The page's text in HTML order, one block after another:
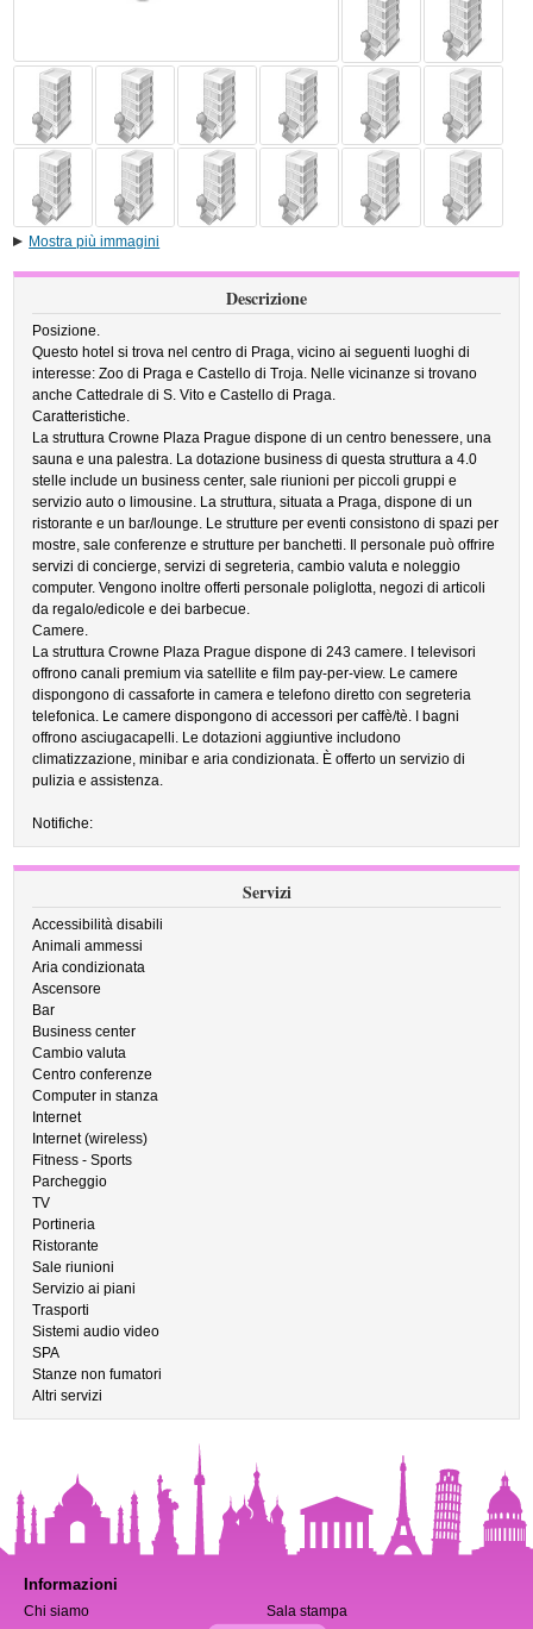
Mostra più immagini
Descrizione
Posizione.
Questo hotel si trova nel centro di Praga, vicino ai seguenti luoghi di
interesse: Zoo di Praga e Castello di Troja. Nelle vicinanze si trovano
anche Cattedrale di S. Vito e Castello di Praga.
Caratteristiche.
La struttura Crowne Plaza Prague dispone di un centro benessere, una
sauna e una palestra. La dotazione business di questa struttura a 4.0
stelle include un business center, sale riunioni per piccoli gruppi e
servizio auto o limousine. La struttura, situata a Praga, dispone di un
ristorante e un bar/lounge. Le strutture per eventi consistono di spazi per
mostre, sale conferenze e strutture per banchetti. Il personale può offrire
servizi di concierge, servizi di segreteria, cambio valuta e noleggio
computer. Vengono inoltre offerti personale poliglotta, negozi di articoli
da regalo/edicole e dei barbecue.
Camere.
La struttura Crowne Plaza Prague dispone di 243 camere. I televisori
offrono canali premium via satellite e film pay-per-view. Le camere
dispongono di cassaforte in camera e telefono diretto con segreteria
telefonica. Le camere dispongono di accessori per caffè/tè. I bagni
offrono asciugacapelli. Le dotazioni aggiuntive includono
climatizzazione, minibar e aria condizionata. È offerto un servizio di
pulizia e assistenza.
Notifiche:
Servizi
Accessibilità disabili
Animali ammessi
Aria condizionata
Ascensore
Bar
Business center
Cambio valuta
Centro conferenze
Computer in stanza
Internet
Internet (wireless)
Fitness - Sports
Parcheggio
TV
Portineria
Ristorante
Sale riunioni
Servizio ai piani
Trasporti
Sistemi audio video
SPA
Stanze non fumatori
Altri servizi
Informazioni
Chi siamo
Sala stampa